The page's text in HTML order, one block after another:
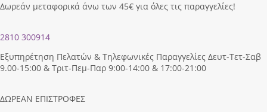
Δωρεάν μεταφορικά άνω των 45€ για όλες τις παραγγελίες!
2810 300914
Εξυπηρέτηση Πελατών & Τηλεφωνικές Παραγγελίες Δευτ-Τετ-Σαβ
9.00-15:00 & Τριτ-Πεμ-Παρ 9:00-14:00 & 17:00-21:00
ΔΩΡΕΑΝ ΕΠΙΣΤΡΟΦΕΣ